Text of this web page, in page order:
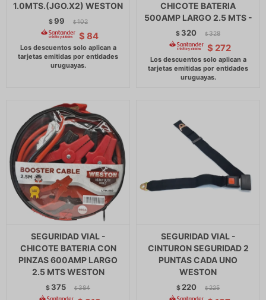
1.0MTS.(JGO.X2) WESTON
$99 $ 102
$ 84
CHICOTE BATERIA
500AMP LARGO 2.5 MTS -
$ 320 $ 328
$ 272
SEGURIDAD VIAL -
CHICOTE BATERIA CON
PINZAS 600AMP LARGO
2.5 MTS WESTON
$ 375 $ 384
SEGURIDAD VIAL -
CINTURON SEGURIDAD 2
PUNTAS CADA UNO
WESTON
$ 220 $ 225